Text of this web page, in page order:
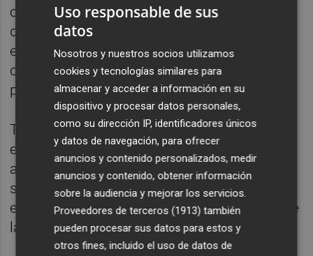
control de jabalíes en las zonas
determinadas como de mayor riesgo,
especialmente en aquellos puntos
considerados sensibles para la posible
propagación de la enfermedad.
También se habilitará una partida
extraordinaria para reducir la población en
aquellas zonas donde existe
sobreabundancia, especialmente en el
entorno de la AP-7 al ser considerada una de
las potenciales vías de propagación.
Uso responsable de sus
datos
Nosotros y nuestros socios utilizamos
cookies y tecnologías similares para
almacenar y acceder a información en su
dispositivo y procesar datos personales,
como su dirección IP, identificadores únicos
y datos de navegación, para ofrecer
anuncios y contenido personalizados, medir
anuncios y contenido, obtener información
sobre la audiencia y mejorar los servicios.
Proveedores de terceros (1913) también
pueden procesar sus datos para estos y
otros fines, incluido el uso de datos de